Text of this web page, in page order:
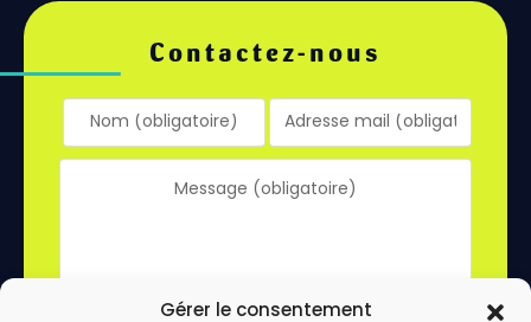
Gérer le consentement
Contactez-nous